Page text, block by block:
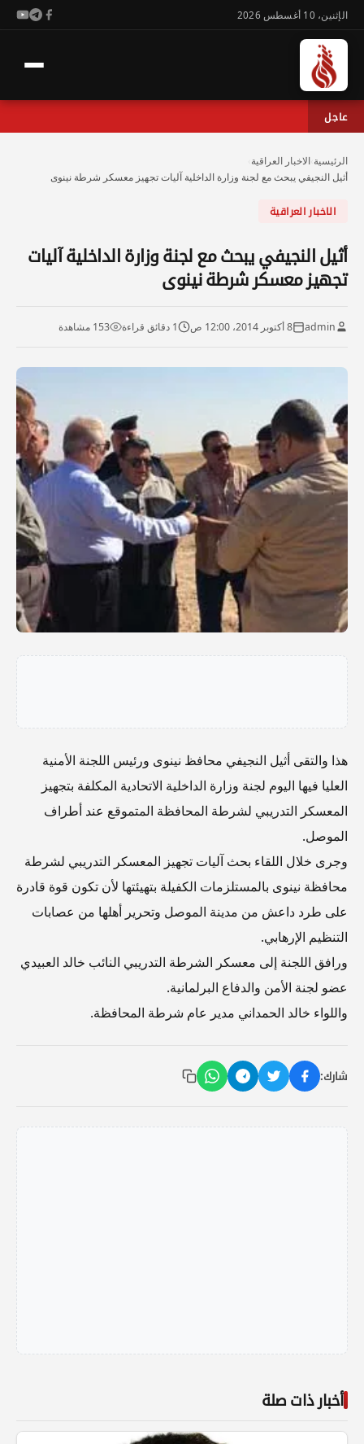
الإثنين، 10 أغسطس 2026
عاجل
الرئيسية الاخبار العراقية
أثيل النجيفي يبحث مع لجنة وزارة الداخلية آليات تجهيز معسكر شرطة نينوى
الاخبار العراقية
أثيل النجيفي يبحث مع لجنة وزارة الداخلية آليات
تجهيز معسكر شرطة نينوى
admin 8 أكتوبر 2014، 12:00 ص 1 دقائق قراءة 153 مشاهدة
هذا والتقى أثيل النجيفي محافظ نينوى ورئيس اللجنة الأمنية
العليا فيها اليوم لجنة وزارة الداخلية الاتحادية المكلفة بتجهيز
المعسكر التدريبي لشرطة المحافظة المتموقع عند أطراف
الموصل.
وجرى خلال اللقاء بحث آليات تجهيز المعسكر التدريبي لشرطة
محافظة نينوى بالمستلزمات الكفيلة بتهيئتها لأن تكون قوة قادرة
على طرد داعش من مدينة الموصل وتحرير أهلها من عصابات
التنظيم الإرهابي.
ورافق اللجنة إلى معسكر الشرطة التدريبي النائب خالد العبيدي
عضو لجنة الأمن والدفاع البرلمانية.
واللواء خالد الحمداني مدير عام شرطة المحافظة.
شارك:
أخبار ذات صلة